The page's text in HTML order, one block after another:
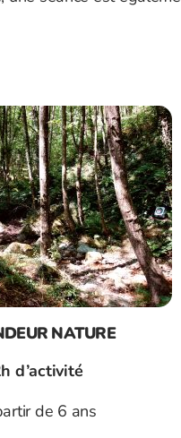
NATURE
d’activité
de 6 ans